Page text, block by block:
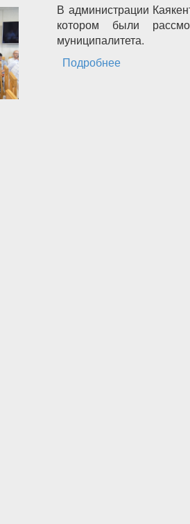
В администрации
котором были
муниципалитета.
Подробнее